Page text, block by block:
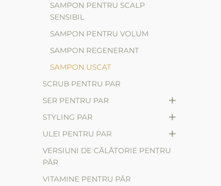
SAMPON PENTRU SCALP
SENSIBIL
SAMPON PENTRU VOLUM
SAMPON REGENERANT
SAMPON USCAT
SCRUB PENTRU PAR
SER PENTRU PAR
+
STYLING PAR +
ULEI PENTRU PAR +
VERSIUNI DE CĂLĂTORIE PENTRU
PĂR
VITAMINE PENTRU PĂR